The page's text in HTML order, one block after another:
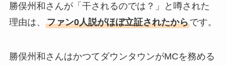
勝俣州和さんが「干されるのでは？」と噂された
理由は、 ファン0人説がほぼ立証されたからです。
勝俣州和さんはかつてダウンタウンがMCを務める